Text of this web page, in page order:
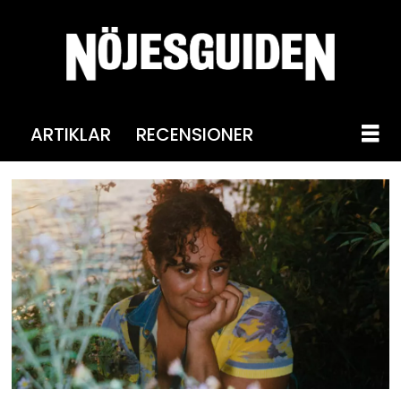
ARTIKLAR RECENSIONER